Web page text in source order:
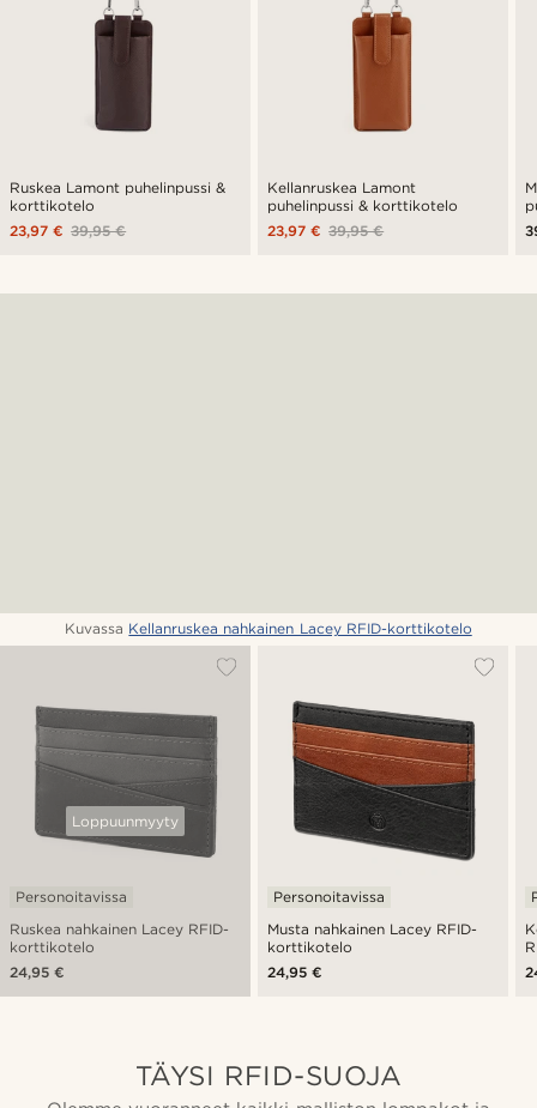
Ruskea Lamont puhelinpussi &
korttikotelo
39,95 €
23,97 €
Kellanruskea Lamont
puhelinpussi & korttikotelo
39,95 €
23,97 €
Kuvassa Kellanruskea nahkainen Lacey RFID-korttikotelo
Loppuunmyyty
Ruskea nahkainen Lacey RFID-
korttikotelo
Personoitavissa
24,95 €
Musta nahkainen Lacey RFID-
korttikotelo
Personoitavissa
24,95 €
TÄYSI RFID-SUOJA